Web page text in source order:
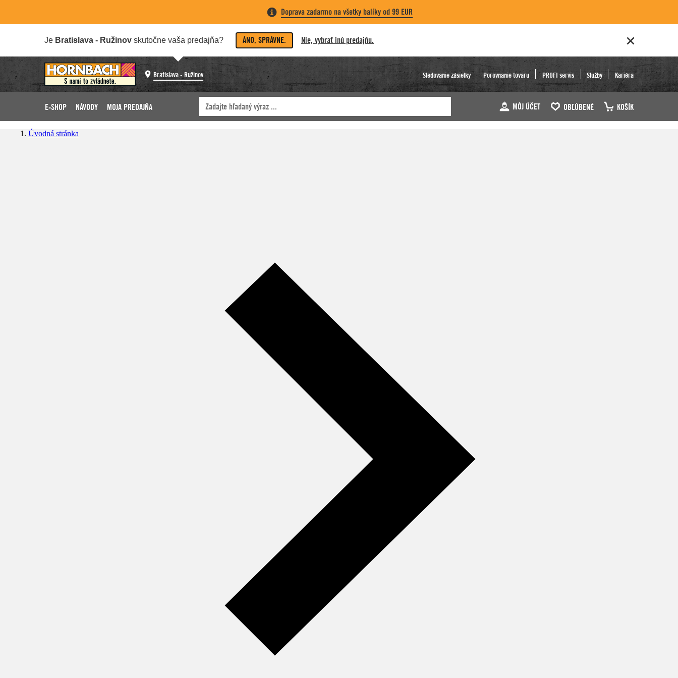
Doprava zadarmo na všetky balíky od 99 EUR
Je Bratislava - Ružinov skutočne vaša predajňa? ÁNO, SPRÁVNE. Nie, vybrať inú predajňu.
Bratislava - Ružinov Sledovanie zásielky Porovnanie tovaru PROFI servis Služby Kariéra
E-SHOP NÁVODY MOJA PREDAJŇA MÔJ ÚČET OBĽÚBENÉ KOŠÍK
Úvodná stránka